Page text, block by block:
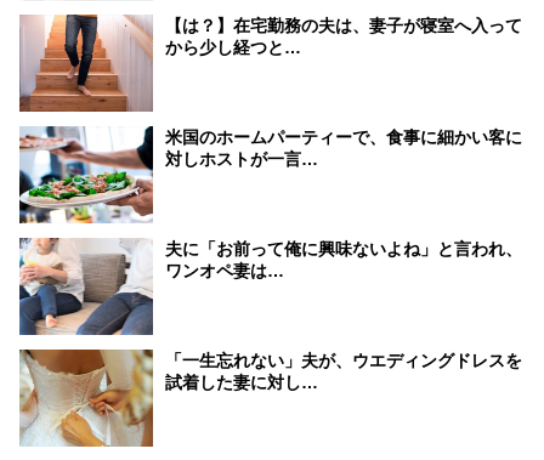
【は？】在宅勤務の夫は、妻子が寝室へ入って
から少し経つと…
米国のホームパーティーで、食事に細かい客に
対しホストが一言…
夫に「お前って俺に興味ないよね」と言われ、
ワンオペ妻は…
「一生忘れない」夫が、ウエディングドレスを
試着した妻に対し…